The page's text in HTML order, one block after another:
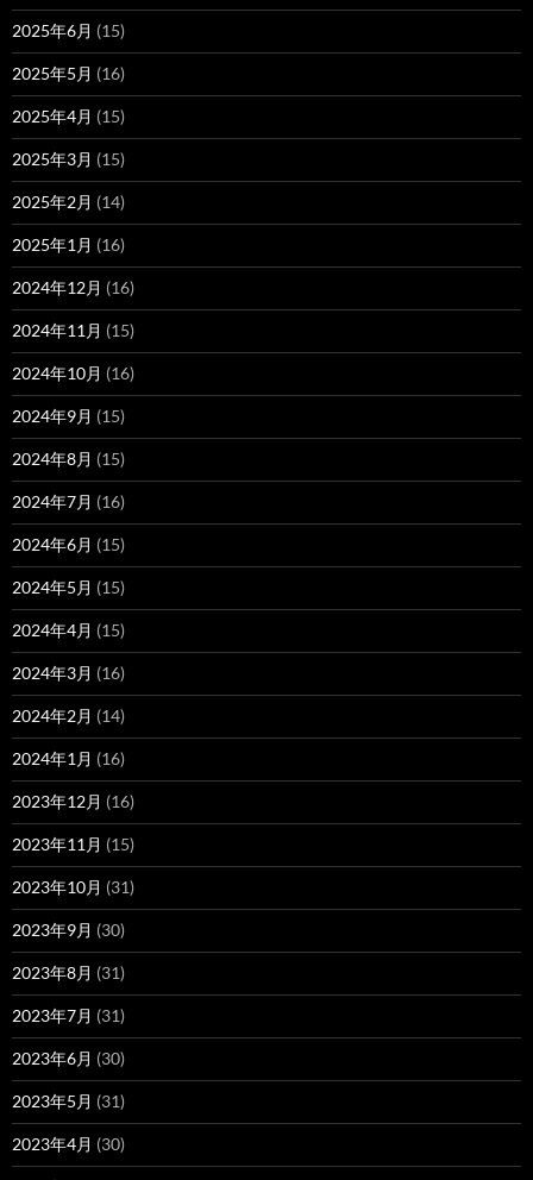
2025年6月 (15)
2025年5月 (16)
2025年4月 (15)
2025年3月 (15)
2025年2月 (14)
2025年1月 (16)
2024年12月 (16)
2024年11月 (15)
2024年10月 (16)
2024年9月 (15)
2024年8月 (15)
2024年7月 (16)
2024年6月 (15)
2024年5月 (15)
2024年4月 (15)
2024年3月 (16)
2024年2月 (14)
2024年1月 (16)
2023年12月 (16)
2023年11月 (15)
2023年10月 (31)
2023年9月 (30)
2023年8月 (31)
2023年7月 (31)
2023年6月 (30)
2023年5月 (31)
2023年4月 (30)